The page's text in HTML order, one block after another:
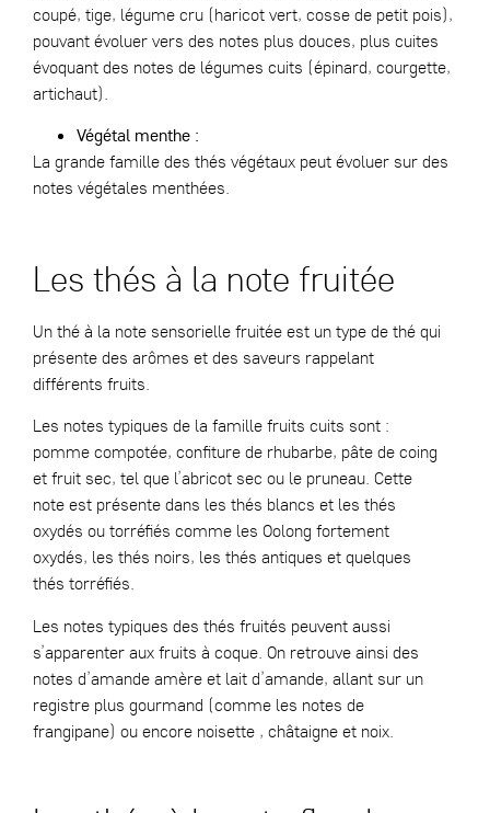
coupé, tige, légume cru (haricot vert, cosse de petit pois),
pouvant évoluer vers des notes plus douces, plus cuites
évoquant des notes de légumes cuits (épinard, courgette,
artichaut).
Végétal menthe :
La grande famille des thés végétaux peut évoluer sur des
notes végétales menthées.
Les thés à la note fruitée
Un thé à la note sensorielle fruitée est un type de thé qui
présente des arômes et des saveurs rappelant
différents fruits.
Les notes typiques de la famille fruits cuits sont :
pomme compotée, confiture de rhubarbe, pâte de coing
et fruit sec, tel que l’abricot sec ou le pruneau. Cette
note est présente dans les thés blancs et les thés
oxydés ou torréfiés comme les Oolong fortement
oxydés, les thés noirs, les thés antiques et quelques
thés torréfiés.
Les notes typiques des thés fruités peuvent aussi
s’apparenter aux fruits à coque. On retrouve ainsi des
notes d’amande amère et lait d’amande, allant sur un
registre plus gourmand (comme les notes de
frangipane) ou encore noisette , châtaigne et noix.